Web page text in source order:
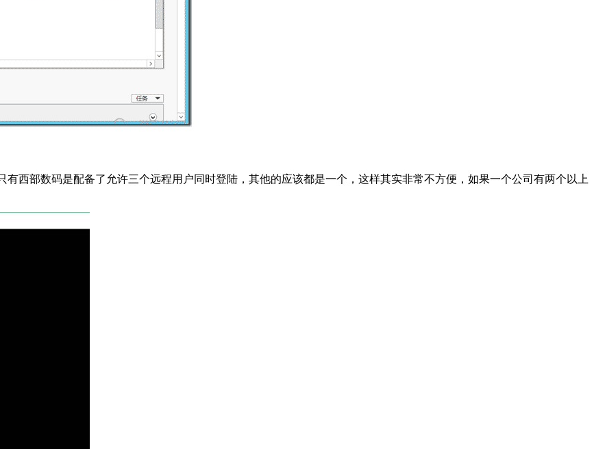
西部数码是配备了允许三个远程用户同时登陆，其他的应该都是一个，这样其实非常不方便，如果一个公司有两个以上